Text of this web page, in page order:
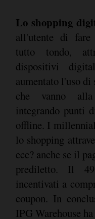
Lo shopping
all'utente di fare
tutto tondo,
dispositivi
aumentato l'uso
che vanno alla
integrando punti
offline. I
lo shopping
ecc? anche se il
prediletto. Il
incentivati a
coupon. In
IPG Warehouse